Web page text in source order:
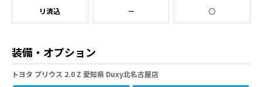
リ済込 － ○
装備・オプション
トヨタ プリウス 2.0 Z 愛知県 Duxy北名古屋店